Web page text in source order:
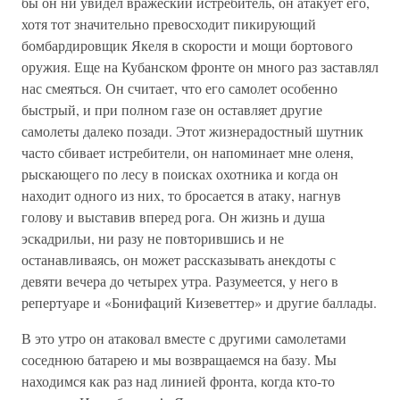
хотя тот значительно превосходит пикирующий
бомбардировщик Якеля в скорости и мощи бортового
оружия. Еще на Кубанском фронте он много раз заставлял
нас смеяться. Он считает, что его самолет особенно
быстрый, и при полном газе он оставляет другие
самолеты далеко позади. Этот жизнерадостный шутник
часто сбивает истребители, он напоминает мне оленя,
рыскающего по лесу в поисках охотника и когда он
находит одного из них, то бросается в атаку, нагнув
голову и выставив вперед рога. Он жизнь и душа
эскадрильи, ни разу не повторившись и не
останавливаясь, он может рассказывать анекдоты с
девяти вечера до четырех утра. Разумеется, у него в
репертуаре и «Бонифаций Кизеветтер» и другие баллады.
В это утро он атаковал вместе с другими самолетами
соседнюю батарею и мы возвращаемся на базу. Мы
находимся как раз над линией фронта, когда кто-то